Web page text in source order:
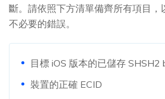
斷。請依照下方清單備齊所有項目
不必要的錯誤。
目標 iOS 版本的已儲存 SHSH2
裝置的正確 ECID